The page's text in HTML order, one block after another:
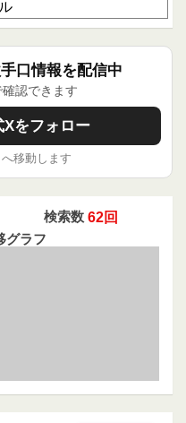
口情報を配信中
認できます
Xをフォロー
移動します
検索数 62回
グラフ